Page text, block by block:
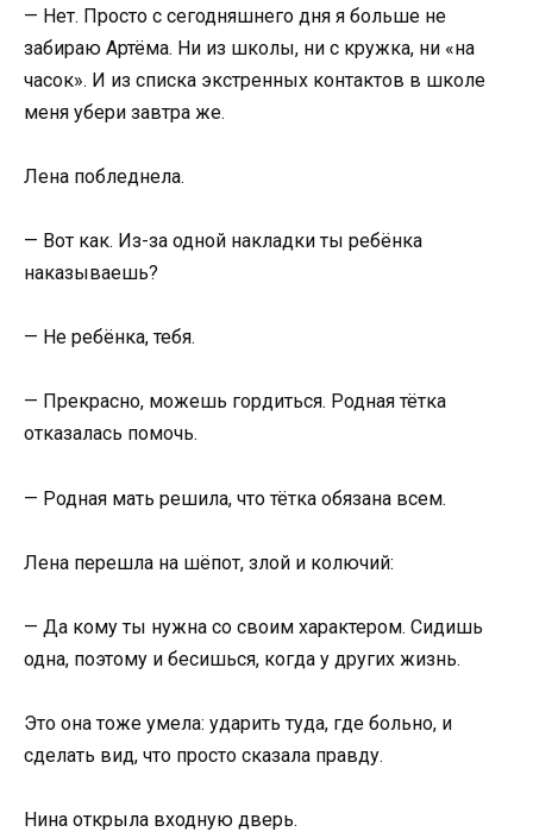
— Нет. Просто с сегодняшнего дня я больше не
забираю Артёма. Ни из школы, ни с кружка, ни «на
часок». И из списка экстренных контактов в школе
меня убери завтра же.
Лена побледнела.
— Вот как. Из-за одной накладки ты ребёнка
наказываешь?
— Не ребёнка, тебя.
— Прекрасно, можешь гордиться. Родная тётка
отказалась помочь.
— Родная мать решила, что тётка обязана всем.
Лена перешла на шёпот, злой и колючий:
— Да кому ты нужна со своим характером. Сидишь
одна, поэтому и бесишься, когда у других жизнь.
Это она тоже умела: ударить туда, где больно, и
сделать вид, что просто сказала правду.
Нина открыла входную дверь.